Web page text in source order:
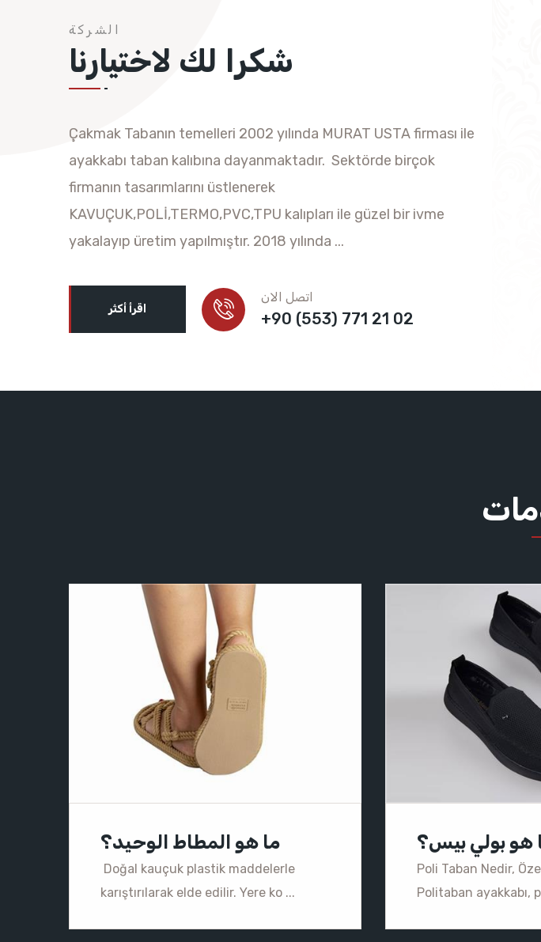
الشركة
شكرا لك لاختيارنا
Çakmak Tabanın temelleri 2002 yılında MURAT USTA firması ile
ayakkabı taban kalıbına dayanmaktadır. Sektörde birçok
firmanın tasarımlarını üstlenerek
KAVUÇUK,POLİ,TERMO,PVC,TPU kalıpları ile güzel bir ivme
yakalayıp üretim yapılmıştır. 2018 yılında ...
اقرأ أكثر
اتصل الان
+90 (553) 771 21 02
ما هو المطاط الوحيد؟
Doğal kauçuk plastik maddelerle
karıştırılarak elde edilir. Yere ko ...
هو بولي بيس؟
Poli Taban Nedir,
Politaban ayakkabı,